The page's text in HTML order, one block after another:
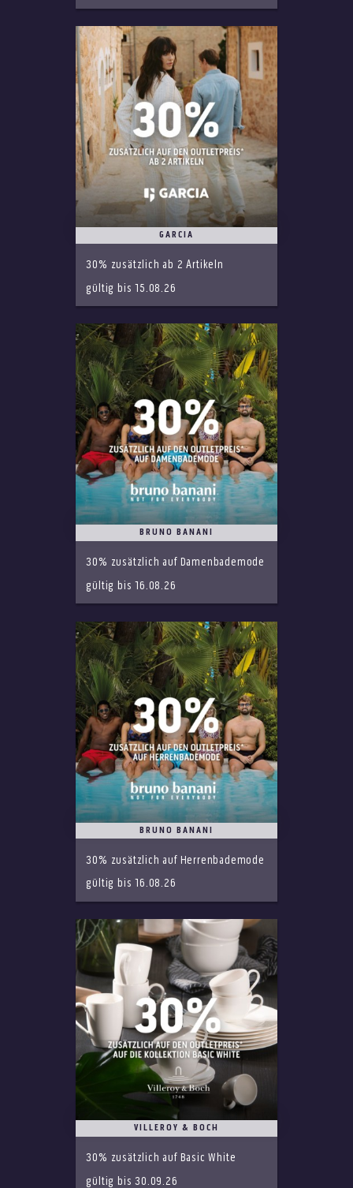
GARCIA
30% zusätzlich ab 2 Artikeln
gültig bis 15.08.26
BRUNO BANANI
30% zusätzlich auf Damenbademode
gültig bis 16.08.26
BRUNO BANANI
30% zusätzlich auf Herrenbademode
gültig bis 16.08.26
VILLEROY & BOCH
30% zusätzlich auf Basic White
gültig bis 30.09.26